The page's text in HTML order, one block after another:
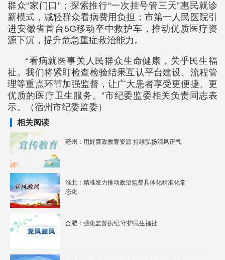
群众“家门口”；探索推行“一次挂号管三天”惠民就诊
新模式，减轻群众看病费用负担；市第一人民医院引
进安徽省首台5G移动卒中救护车，推动优质医疗资
源下沉，提升危急重症救治能力。
“看病就医事关人民群众生命健康，关乎民生福
祉。我们将紧盯检查检验结果互认平台建设、流程管
理等重点环节加强监督，让广大患者享受更便捷、更
优质的医疗卫生服务。”市纪委监委相关负责同志表
示。（宿州市纪委监委）
相关阅读
亳州：用好廉政教育资源 持续弘扬清风正气
淮北：精准发力推动政治监督具体化精准化常
态化
合肥：强化监督执纪 守护民生福祉